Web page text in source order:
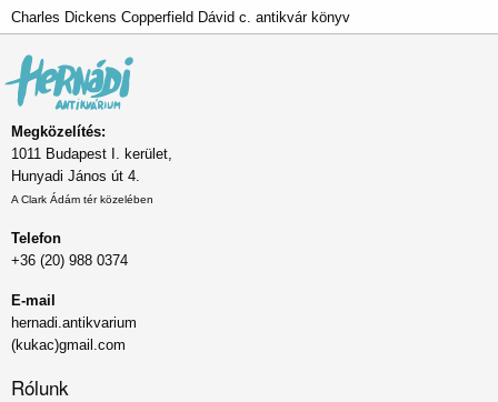
Charles Dickens Copperfield Dávid c. antikvár könyv
Megközelítés:
1011 Budapest I. kerület,
Hunyadi János út 4.
A Clark Ádám tér közelében
Telefon
+36 (20) 988 0374
E-mail
hernadi.antikvarium
(kukac)gmail.com
Rólunk